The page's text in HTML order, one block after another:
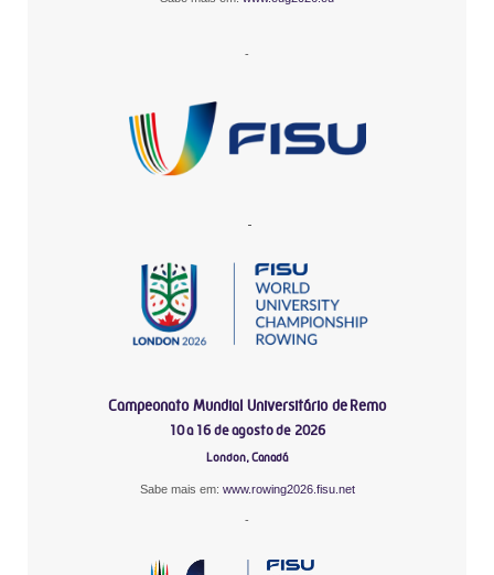
-
-
Campeonato Mundial Universitário de Remo
10 a 16 de agosto de 2026
London, Canadá
Sabe mais em: www.rowing2026.fisu.net
-